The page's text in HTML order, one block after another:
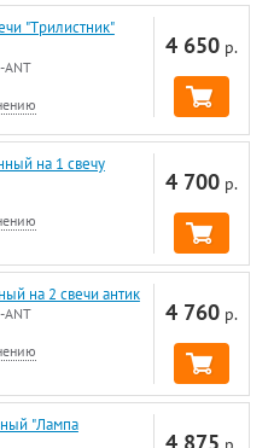
4 650 р.
"Трилистник"
4 700 р.
на 1 свечу
4 760 р.
на 2 свечи антик
"Лампа